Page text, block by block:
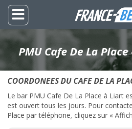
PMU Cafe De La
COORDONEES DU CAFE DE LA
Le bar PMU Cafe De La Place à Liart
est ouvert tous les jours. Pour
Place par téléphone, cliquez sur «